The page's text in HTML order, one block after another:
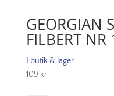
GEORGIAN
FILBERT NR
I butik & lager
109 kr